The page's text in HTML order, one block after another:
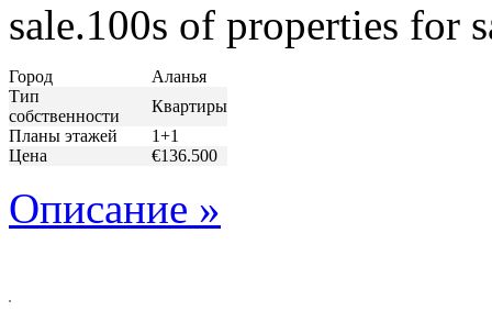
sale.100s of properties for
Город
Аланья
Тип
собственности
Квартиры
Планы этажей
1+1
Цена
€136.500
Описание »